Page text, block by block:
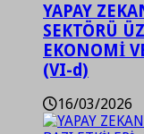
YAPAY
SEKTÖRÜ
EKONOMİ
(VI-d)
16/03/2026